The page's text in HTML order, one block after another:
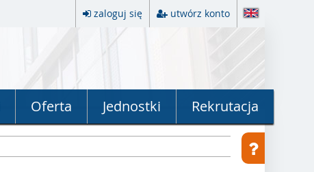
zaloguj się utwórz konto
Oferta Jednostki Rekrutacja